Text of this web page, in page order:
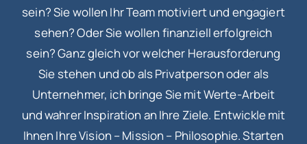
sein? Sie wollen Ihr Team motiviert und engagiert
sehen? Oder Sie wollen finanziell erfolgreich
sein? Ganz gleich vor welcher Herausforderung
Sie stehen und ob als Privatperson oder als
Unternehmer, ich bringe Sie mit Werte-Arbeit
und wahrer Inspiration an Ihre Ziele. Entwickle mit
Ihnen IhreVision – Mission – Philosophie. Starten